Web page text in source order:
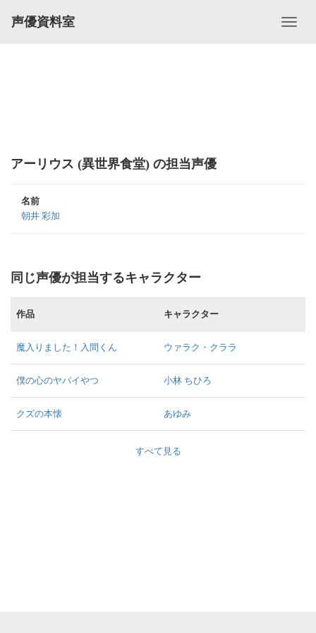
声優資料室
アーリウス (異世界食堂) の担当声優
名前
朝井 彩加
同じ声優が担当するキャラクター
作品 キャラクター
魔入りました！入間くん ウァラク・クララ
僕の心のヤバイやつ 小林 ちひろ
クズの本懐 あゆみ
すべて見る